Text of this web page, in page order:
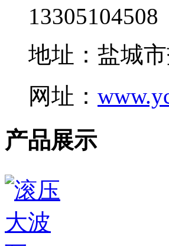
13305104508
地址：盐城
网址：
产品展示